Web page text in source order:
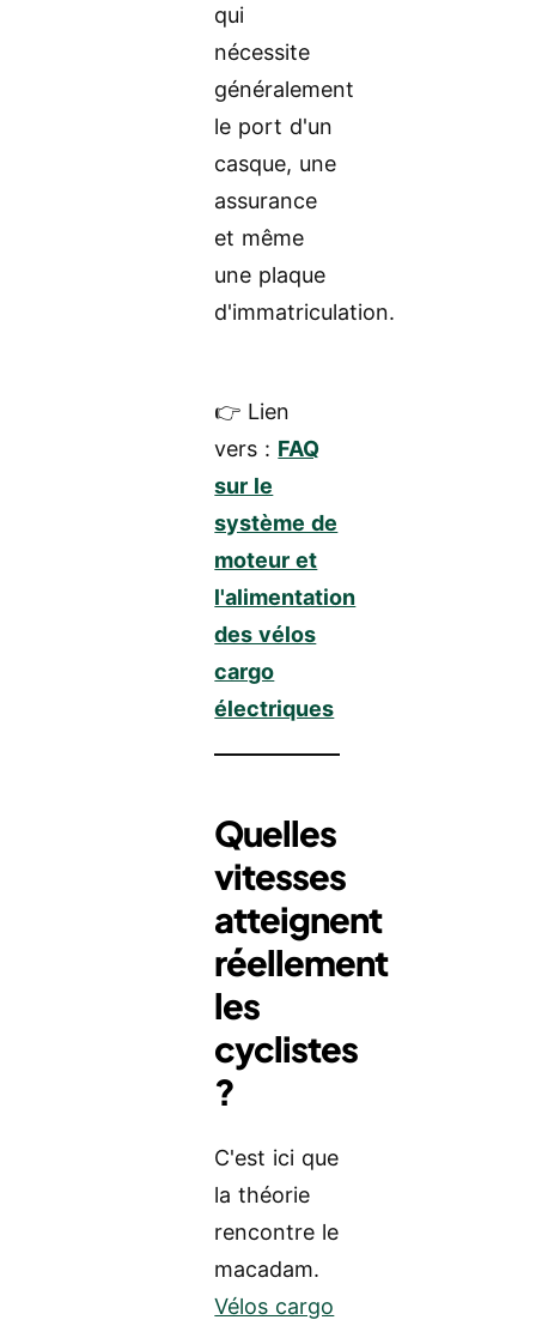
qui
nécessite
généralement
le port d'un
casque, une
assurance
et même
une plaque
d'immatriculation.
👉 Lien
vers : FAQ
sur le
système de
moteur et
l'alimentation
des vélos
cargo
électriques
Quelles
vitesses
atteignent
réellement
les
cyclistes
?
C'est ici que
la théorie
rencontre le
macadam.
Vélos cargo